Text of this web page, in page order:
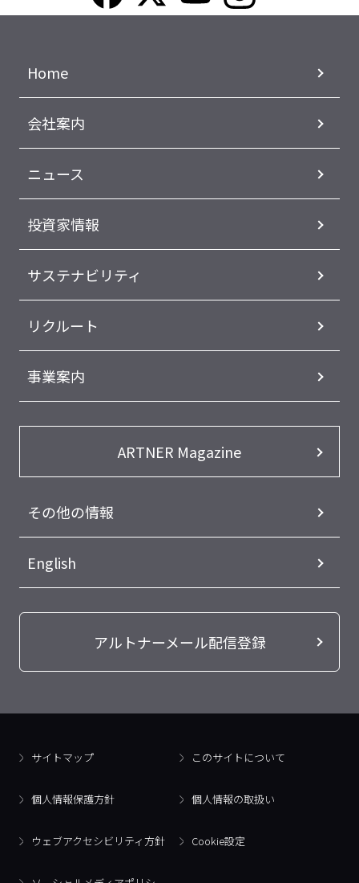
Home
会社案内
ニュース
投資家情報
サステナビリティ
リクルート
事業案内
ARTNER Magazine
その他の情報
English
アルトナーメール配信登録
サイトマップ このサイトについて
個人情報保護方針 個人情報の取扱い
ウェブアクセシビリティ方針 Cookie設定